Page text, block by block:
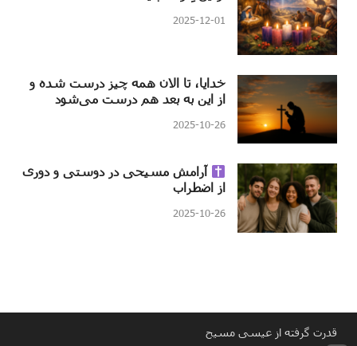
2025-12-01
خدایا، تا الان همه چیز درست شده و
از این به بعد هم درست می‌شود
2025-10-26
آرامش مسیحی در دوستی و دوری
از اضطراب
2025-10-26
قدرت گرفته از عیسی مسیح